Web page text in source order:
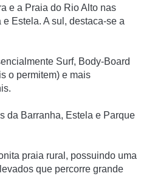
e a Praia do Rio Alto nas
Estela. A sul, destaca-se a
Surf, Body-Board
o permitem) e mais
da Barranha, Estela e Parque
praia rural, possuindo uma
que percorre grande